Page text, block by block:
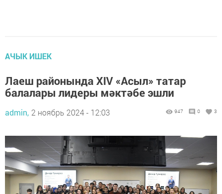
АЧЫК ИШЕК
Лаеш районында XIV «Асыл» татар
балалары лидеры мәктәбе эшли
admin, 2 ноябрь 2024 - 12:03 947 0 3